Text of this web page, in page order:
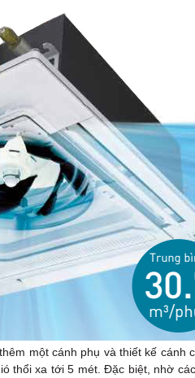
một cánh phụ và thiết kế cánh
thổi xa tới 5 mét. Đặc biệt, nhờ